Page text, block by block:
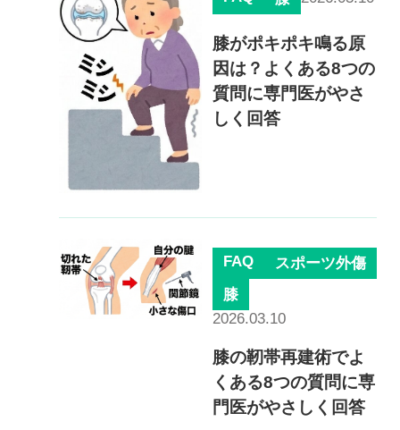
よくある質問
クリニック紹介
予約フォーム
治療電話相談はこちら
0120-117-560
※上記電話番号をタップで電話が繋がります
膝がポキポキ鳴る原
因は？よくある8つの
質問に専門医がやさ
しく回答
FAQ
スポーツ外傷
膝
2026.03.10
膝の靭帯再建術でよ
くある8つの質問に専
門医がやさしく回答